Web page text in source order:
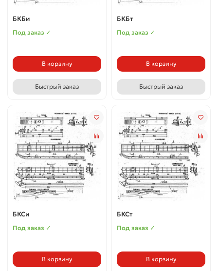
БКБи
Под заказ ✓
В корзину
Быстрый заказ
БКБт
Под заказ ✓
В корзину
Быстрый заказ
БКСи
Под заказ ✓
В корзину
БКСт
Под заказ ✓
В корзину